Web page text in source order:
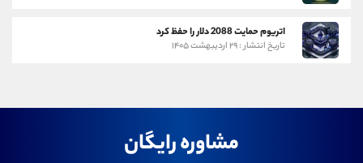
اتریوم حمایت 2088 دلار را حفظ کرد
تاریخ انتشار : ۲۹ اردیبهشت ۱۴۰۵
مشاوره رایگان